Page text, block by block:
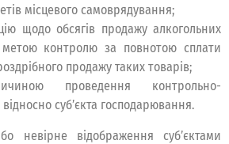
місцевого самоврядування;
щодо обсягів продажу алкогольних
метою контролю за повнотою сплати
продажу таких товарів;
проведення контрольно-
суб’єкта господарювання.
невірне відображення суб’єктами